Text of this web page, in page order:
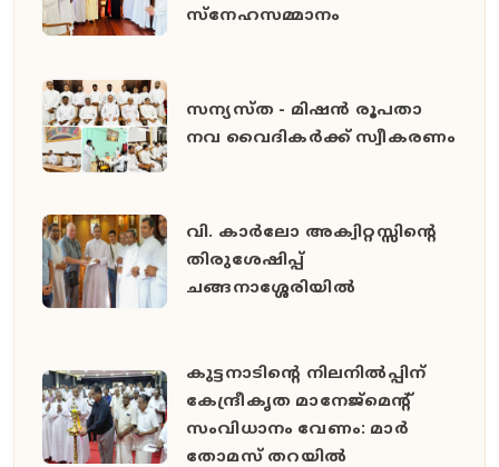
സ്നേഹസമ്മാനം
സന്യസ്ത - മിഷൻ രൂപതാ
നവ വൈദികർക്ക് സ്വീകരണം
വി. കാർലോ അക്വിറ്റസ്സിന്റെ
തിരുശേഷിപ്പ്
ചങ്ങനാശ്ശേരിയിൽ
കുട്ടനാടിന്റെ നിലനിൽപ്പിന്
കേന്ദ്രീകൃത മാനേജ്മെന്റ്
സംവിധാനം വേണം: മാർ
തോമസ് തറയിൽ